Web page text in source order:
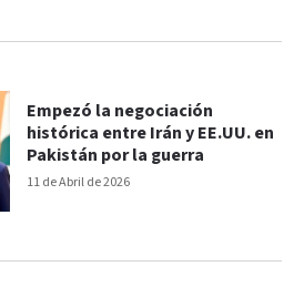
11 de Abril de 2026
Empezó la negociación
histórica entre Irán y EE.UU. en
Pakistán por la guerra